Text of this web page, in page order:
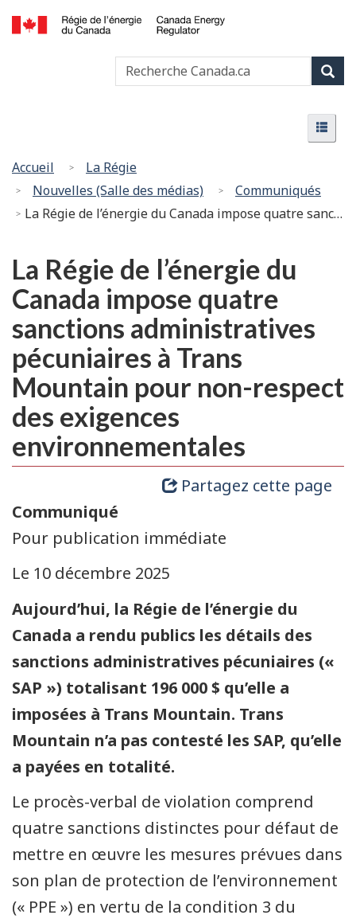
Passer
au
contenu
principal
Version
HTML
simplifiée
l’énergie
du
Canada
Vous
êtes
ici
Accueil
La Régie
Nouvelles (Salle des médias)
Communiqués
La Régie de l’énergie du Canada impose quatre sanctions administratives pécuniaires à Trans Mountain pour non-respect des exigences environnementales
La Régie de l’énergie du
Canada impose quatre
sanctions administratives
pécuniaires à Trans
Mountain pour non-respect
des exigences
environnementales
Partagez cette page
Communiqué
Pour publication immédiate
Le 10 décembre 2025
Aujourd’hui, la Régie de l’énergie du
Canada a rendu publics les détails des
sanctions administratives pécuniaires («
SAP ») totalisant 196 000 $ qu’elle a
imposées à Trans Mountain. Trans
Mountain n’a pas contesté les SAP, qu’elle
a payées en totalité.
Le procès-verbal de violation comprend
quatre sanctions distinctes pour défaut de
mettre en œuvre les mesures prévues dans
son plan de protection de l’environnement
(« PPE ») en vertu de la condition 3 du